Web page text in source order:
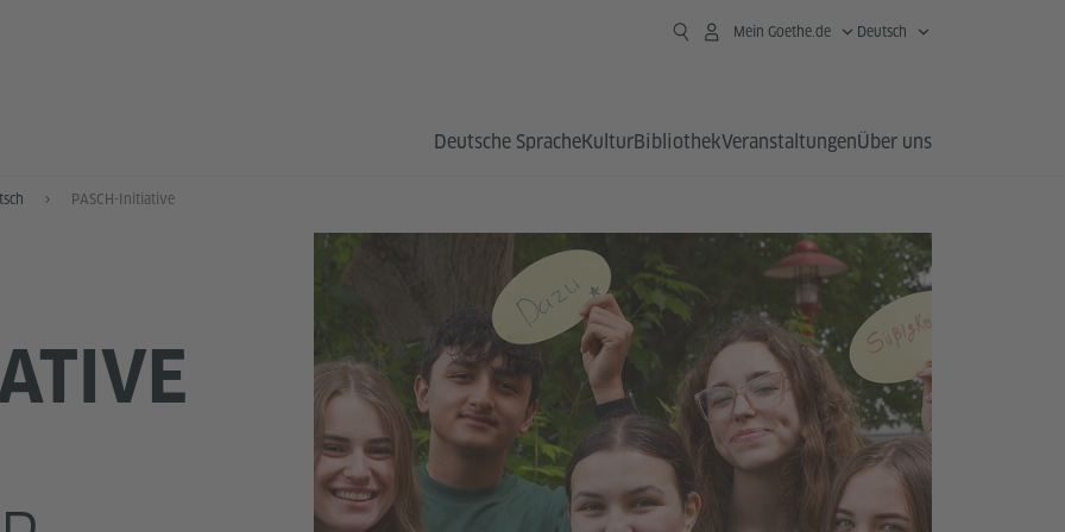
Mein Goethe.de Deutsch
Deutsche SpracheKulturBibliothekVeranstaltungenÜber uns
PASCH-Initiative